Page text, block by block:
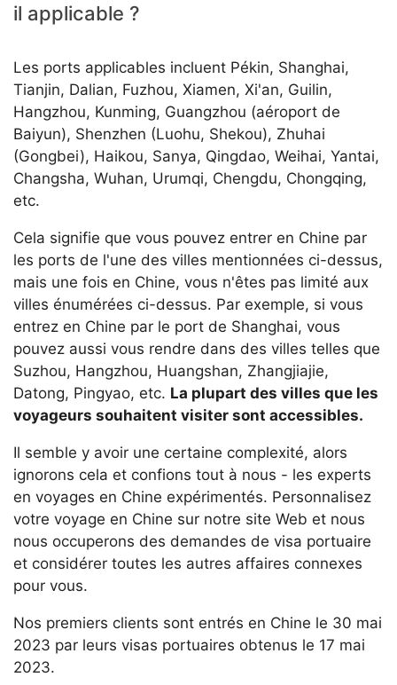
il applicable ?
Les ports applicables incluent Pékin, Shanghai,
Tianjin, Dalian, Fuzhou, Xiamen, Xi'an, Guilin,
Hangzhou, Kunming, Guangzhou (aéroport de
Baiyun), Shenzhen (Luohu, Shekou), Zhuhai
(Gongbei), Haikou, Sanya, Qingdao, Weihai, Yantai,
Changsha, Wuhan, Urumqi, Chengdu, Chongqing,
etc.
Cela signifie que vous pouvez entrer en Chine par
les ports de l'une des villes mentionnées ci-dessus,
mais une fois en Chine, vous n'êtes pas limité aux
villes énumérées ci-dessus. Par exemple, si vous
entrez en Chine par le port de Shanghai, vous
pouvez aussi vous rendre dans des villes telles que
Suzhou, Hangzhou, Huangshan, Zhangjiajie,
Datong, Pingyao, etc. La plupart des villes que les
voyageurs souhaitent visiter sont accessibles.
Il semble y avoir une certaine complexité, alors
ignorons cela et confions tout à nous - les experts
en voyages en Chine expérimentés. Personnalisez
votre voyage en Chine sur notre site Web et nous
nous occuperons des demandes de visa portuaire
et considérer toutes les autres affaires connexes
pour vous.
Nos premiers clients sont entrés en Chine le 30 mai
2023 par leurs visas portuaires obtenus le 17 mai
2023.